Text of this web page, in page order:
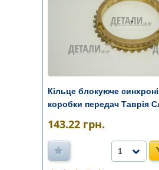
Кільце блокуюче
коробки передач Таврія
143.22 грн.
1